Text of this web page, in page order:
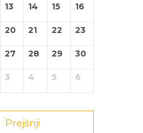
13 14 15 16
20 21 22 23
27 28 29 30
3 4 5 6
Prejšnji